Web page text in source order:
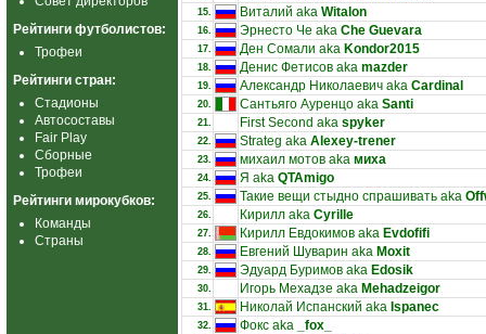
Рейтинги футболистов:
Трофеи
Рейтинги стран:
Стадионы
Автосоставы
Fair Play
Сборные
Трофеи
Рейтинги мирокубков:
Команды
Страны
15. Виталий aka Witalon
16. Эрнесто Че aka Che Guevara
17. Ден Сомали aka Kondor2015
18. Денис Фетисов aka mazder
19. Александр Николаевич aka Cardinal
20. Сантьяго Ауренцо aka Santi
21. First Second aka spyker
22. Strateg aka Alexey-trener
23. михаил мотов aka миха
24. Я aka QTAmigo
25. Такие вещи стыдно спрашивать aka
26. Кирилл aka Cyrille
27. Кирилл Евдокимов aka Evdofifi
28. Евгений Шуварин aka Moxit
29. Эдуард Буримов aka Edosik
30. Игорь Мехадзе aka Mehadzeigor
31. Николай Испанский aka Ispanec
32. Фокс aka _fox_